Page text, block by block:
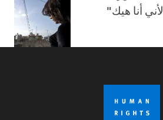
أنا هيك"